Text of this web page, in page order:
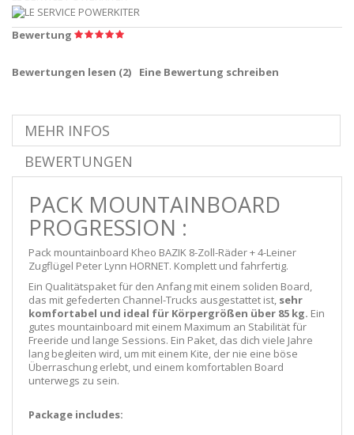
Bewertung
Bewertungen lesen (2) Eine Bewertung schreiben
MEHR INFOS
BEWERTUNGEN
PACK MOUNTAINBOARD
PROGRESSION :
Pack mountainboard Kheo BAZIK 8-Zoll-Räder + 4-Leiner
Zugflügel Peter Lynn HORNET. Komplett und fahrfertig.
Ein Qualitätspaket für den Anfang mit einem soliden Board,
das mit gefederten Channel-Trucks ausgestattet ist, sehr
komfortabel und ideal für Körpergrößen über 85 kg. Ein
gutes mountainboard mit einem Maximum an Stabilität für
Freeride und lange Sessions. Ein Paket, das dich viele Jahre
lang begleiten wird, um mit einem Kite, der nie eine böse
Überraschung erlebt, und einem komfortablen Board
unterwegs zu sein.
Package includes: